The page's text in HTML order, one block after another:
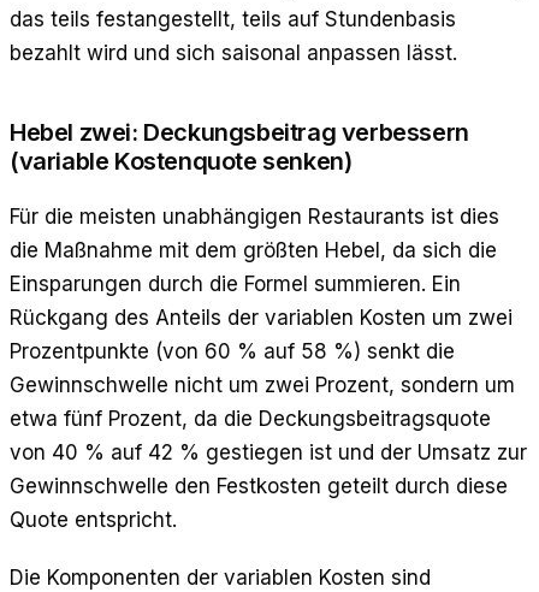
das teils festangestellt, teils auf Stundenbasis
bezahlt wird und sich saisonal anpassen lässt.
Hebel zwei: Deckungsbeitrag verbessern
(variable Kostenquote senken)
Für die meisten unabhängigen Restaurants ist dies
die Maßnahme mit dem größten Hebel, da sich die
Einsparungen durch die Formel summieren. Ein
Rückgang des Anteils der variablen Kosten um zwei
Prozentpunkte (von 60 % auf 58 %) senkt die
Gewinnschwelle nicht um zwei Prozent, sondern um
etwa fünf Prozent, da die Deckungsbeitragsquote
von 40 % auf 42 % gestiegen ist und der Umsatz zur
Gewinnschwelle den Festkosten geteilt durch diese
Quote entspricht.
Die Komponenten der variablen Kosten sind